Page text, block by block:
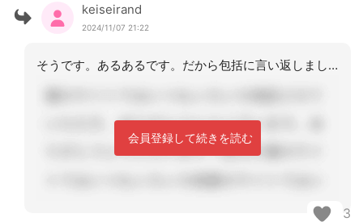
keiseirand
2024/11/07 21:22
そうです。あるあるです。だから包括に言い返しました。この方は先を考えたらみんな重
会員登録して続きを読む
3